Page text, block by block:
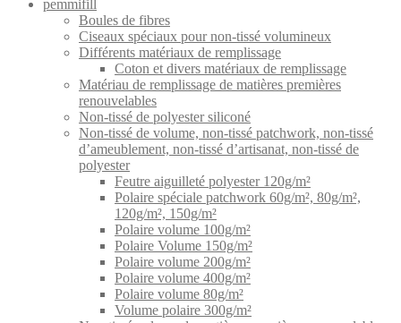
pemmifill
Boules de fibres
Ciseaux spéciaux pour non-tissé volumineux
Différents matériaux de remplissage
Coton et divers matériaux de remplissage
Matériau de remplissage de matières premières
renouvelables
Non-tissé de polyester siliconé
Non-tissé de volume, non-tissé patchwork, non-tissé
d’ameublement, non-tissé d’artisanat, non-tissé de
polyester
Feutre aiguilleté polyester 120g/m²
Polaire spéciale patchwork 60g/m², 80g/m²,
120g/m², 150g/m²
Polaire volume 100g/m²
Polaire Volume 150g/m²
Polaire volume 200g/m²
Polaire volume 400g/m²
Polaire volume 80g/m²
Volume polaire 300g/m²